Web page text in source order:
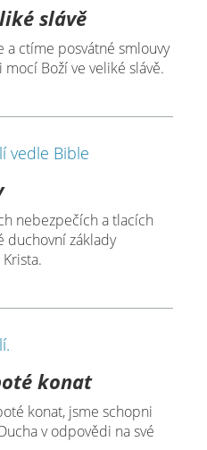
slávě
ctíme posvátné smlouvy
Boží ve veliké slávě.
nebezpečích a tlacích
duchovní základy
konat
konat, jsme schopni
v odpovědi na své